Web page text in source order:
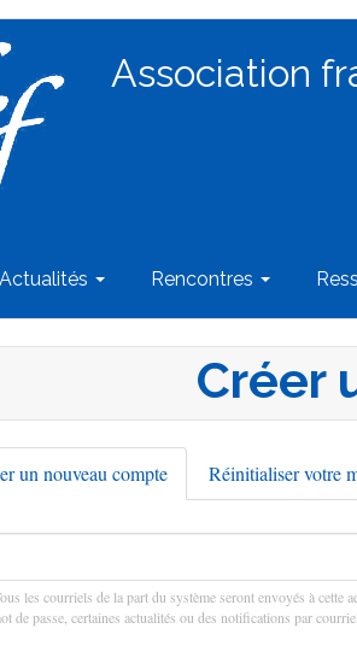
Association
Actualités Rencontres
Créer
un nouveau compte (onglet
actif)
Réinitialiser votre
les courriels de la part du système seront envoyés à
de passe, certaines actualités ou des notifications par courriel.